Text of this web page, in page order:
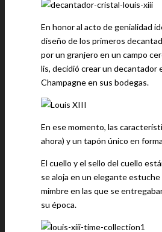
En honor al acto de genialidad
diseño de los primeros
por un granjero en un campo
lis, decidió crear un decantador
Champagne en sus bodegas.
En ese momento, las
ahora) y un tapón único en
El cuello y el sello del cuello
se aloja en un elegante
mimbre en las que se
su época.